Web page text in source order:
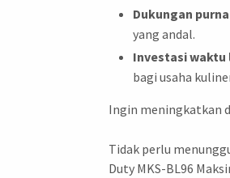
Dukungan
yang andal.
Investasi waktu
bagi usaha
Ingin meningkatkan
Tidak perlu
Duty MKS-BL96